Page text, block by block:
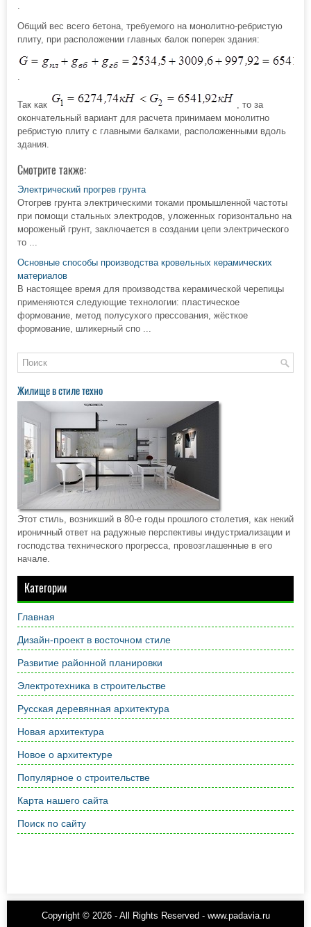
.
Общий вес всего бетона, требуемого на монолитно-ребристую
плиту, при расположении главных балок поперек здания:
.
Так как
, то за
окончательный вариант для расчета принимаем монолитно
ребристую плиту с главными балками, расположенными вдоль
здания.
Смотрите также:
Электрический прогрев грунта
Отогрев грунта электрическими токами промышленной частоты
при помощи стальных электродов, уложенных горизонтально на
мороженый грунт, заключается в создании цепи электрического
то ...
Основные способы производства кровельных керамических
материалов
В настоящее время для производства керамической черепицы
применяются следующие технологии: пластическое
формование, метод полусухого прессования, жёсткое
формование, шликерный спо ...
Жилище в стиле техно
Этот стиль, возникший в 80-е годы прошлого столетия, как некий
ироничный ответ на радужные перспективы индустриализации и
господства технического прогресса, провозглашенные в его
начале.
Категории
Главная
Дизайн-проект в восточном стиле
Развитие районной планировки
Электротехника в строительстве
Русская деревянная архитектура
Новая архитектура
Новое о архитектуре
Популярное о строительстве
Карта нашего сайта
Поиск по сайту
Copyright © 2026 - All Rights Reserved - www.padavia.ru